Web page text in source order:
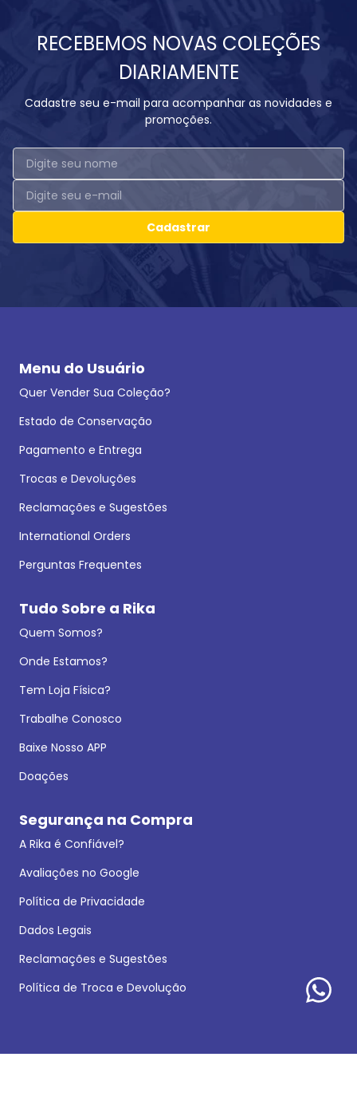
RECEBEMOS NOVAS COLEÇÕES
DIARIAMENTE
Cadastre seu e-mail para acompanhar as novidades e
promoções.
Cadastrar
Menu do Usuário
Quer Vender Sua Coleção?
Estado de Conservação
Pagamento e Entrega
Trocas e Devoluções
Reclamações e Sugestões
International Orders
Perguntas Frequentes
Tudo Sobre a Rika
Quem Somos?
Onde Estamos?
Tem Loja Física?
Trabalhe Conosco
Baixe Nosso APP
Doações
Segurança na Compra
A Rika é Confiável?
Avaliações no Google
Política de Privacidade
Dados Legais
Reclamações e Sugestões
Política de Troca e Devolução
Formas de pagamento